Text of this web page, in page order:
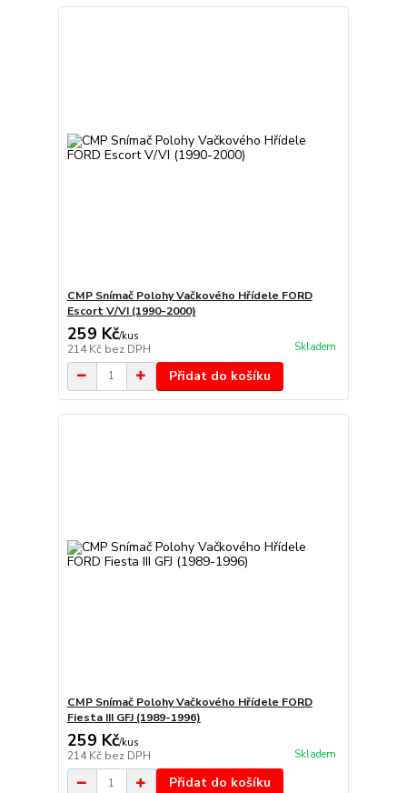
CMP Snímač Polohy Vačkového Hřídele FORD
Escort V/VI (1990-2000)
259 Kč/kus
214 Kč bez DPH Skladem
Přidat do košíku
CMP Snímač Polohy Vačkového Hřídele FORD
Fiesta III GFJ (1989-1996)
259 Kč/kus
214 Kč bez DPH Skladem
Přidat do košíku